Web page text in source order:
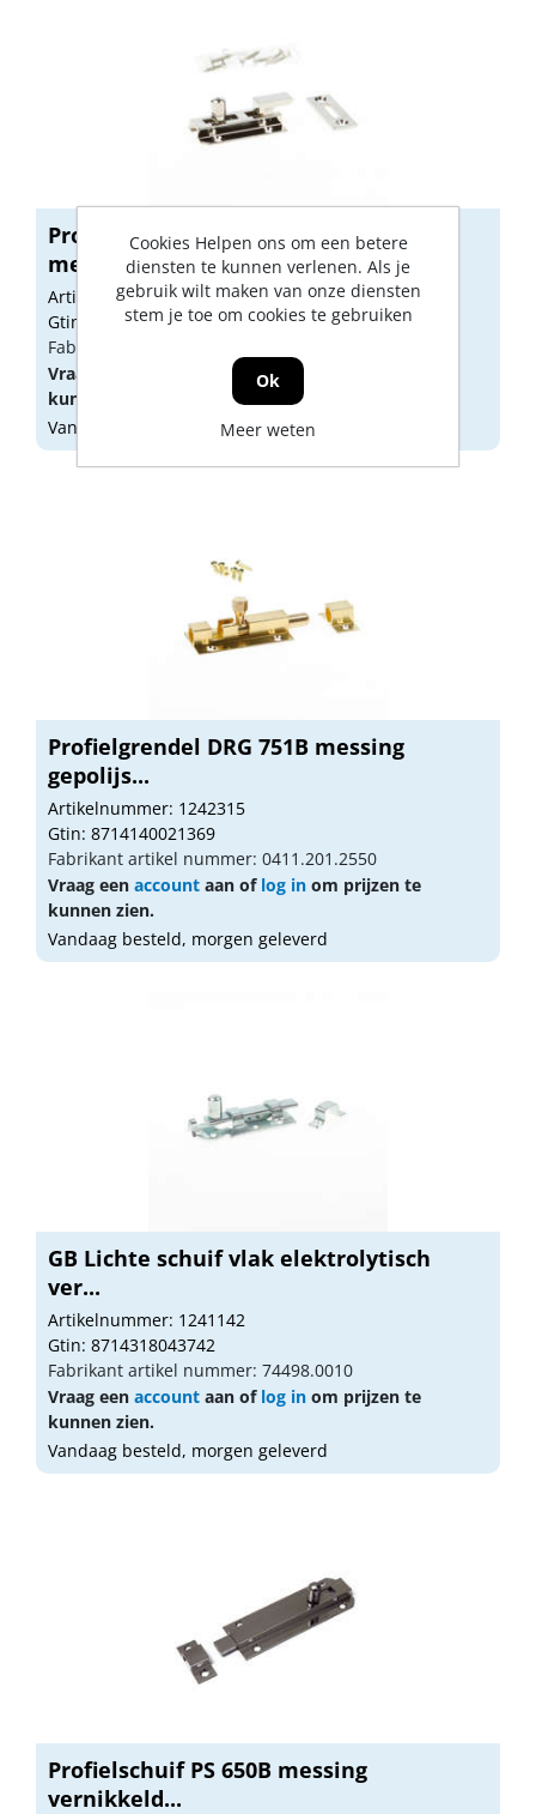
Profielschuif met bocht PSB 640B
messing...
Artikelnummer: 1240030
Gtin: 8714140023820
Fabrikant artikel nummer: 0412.340.2540
Vraag een
aan oflog in
kunnen zien.
Vandaag besteld, morgen geleverd
Profielgrendel DRG 751B messing
gepolijs...
Artikelnummer: 1242315
Gtin: 8714140021369
Fabrikant artikel nummer: 0411.201.2550
Vraag een account aan of log in om prijzen te
kunnen zien.
Vandaag besteld, morgen geleverd
GB Lichte schuif vlak elektrolytisch
ver...
Artikelnummer: 1241142
Gtin: 8714318043742
Fabrikant artikel nummer: 74498.0010
Vraag een account aan of log in om prijzen te
kunnen zien.
Vandaag besteld, morgen geleverd
Profielschuif PS 650B messing
vernikkeld...
Cookies Helpen ons om een betere
diensten te kunnen verlenen. Als je
gebruik wilt maken van onze diensten
stem je toe om cookies te gebruiken
Ok
Meer weten